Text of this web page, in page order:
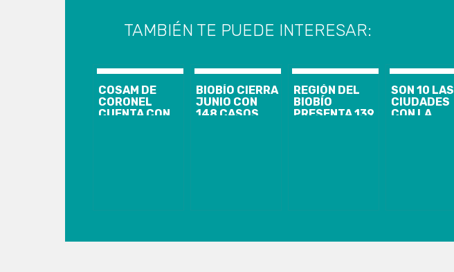
TAMBIÉN TE PUEDE INTERESAR:
COSAM DE
CORONEL
CUENTA CON
BIOBÍO CIERRA
JUNIO CON
148 CASOS
REGIÓN DEL
BIOBÍO
PRESENTA 139
SON 10 LAS
CIUDADES
CON LA